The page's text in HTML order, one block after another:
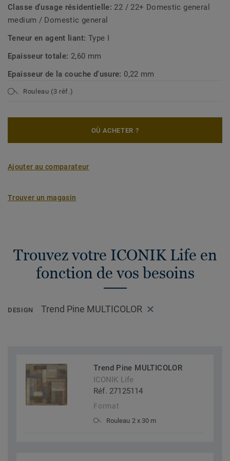
Classe d'usage résidentielle: 22 / 22+ Domestic general
medium / Domestic general
Teneur en agent liant: Type I
Epaisseur totale: 2,60 mm
Epaisseur de la couche d'usure: 0,22 mm
Rouleau (3 réf.)
OÙ ACHETER ?
Ajouter au comparateur
Trouver un magasin
Trouvez votre ICONIK Life en
fonction de vos besoins
DESIGN Trend Pine MULTICOLOR
Trend Pine MULTICOLOR
ICONIK Life
Réf. 27125114
Format
Rouleau 2 x 30 m